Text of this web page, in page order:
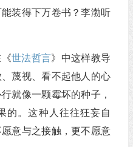
装得下万卷书？李渤听
世法哲言》中这样教导
蔑视、看不起他人的心
就像一颗霉坏的种子，
的。这种人往往狂妄自
意与之接触，更不愿意